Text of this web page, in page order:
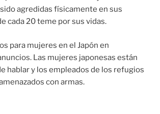
agredidas físicamente en sus
cada 20 teme por sus vidas.
para mujeres en el Japón en
Las mujeres japonesas están
hablar y los empleados de los refugios
con armas.